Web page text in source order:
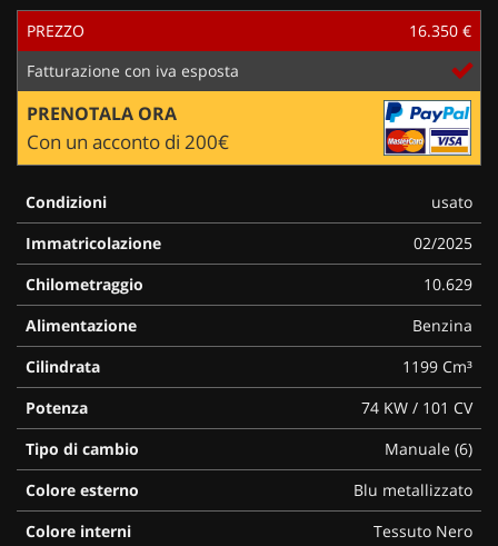
PREZZO
16.350 €
Fatturazione con iva esposta
PRENOTALA ORA
Con un acconto di 200€
Condizioni
usato
Immatricolazione
02/2025
Chilometraggio
10.629
Alimentazione
Benzina
Cilindrata
1199 Cm³
Potenza
74 KW / 101 CV
Tipo di cambio
Manuale (6)
Colore esterno
Blu metallizzato
Colore interni
Tessuto Nero